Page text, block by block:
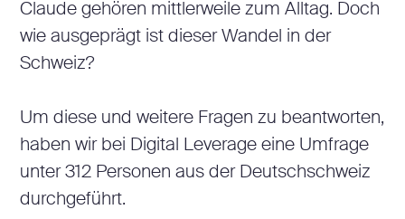
Claude gehören mittlerweile zum Alltag. Doch
wie ausgeprägt ist dieser Wandel in der
Schweiz?
Um diese und weitere Fragen zu beantworten,
haben wir bei Digital Leverage eine Umfrage
unter 312 Personen aus der Deutschschweiz
durchgeführt.